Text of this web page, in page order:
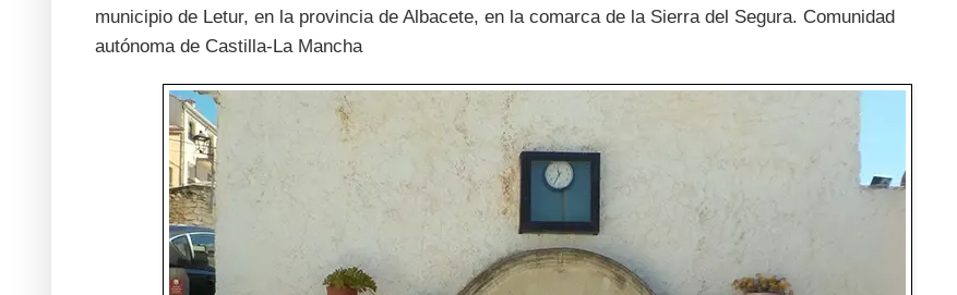
municipio de Letur, en la provincia de Albacete, en la comarca de la Sierra del Segura. Comunidad
autónoma de Castilla-La Mancha